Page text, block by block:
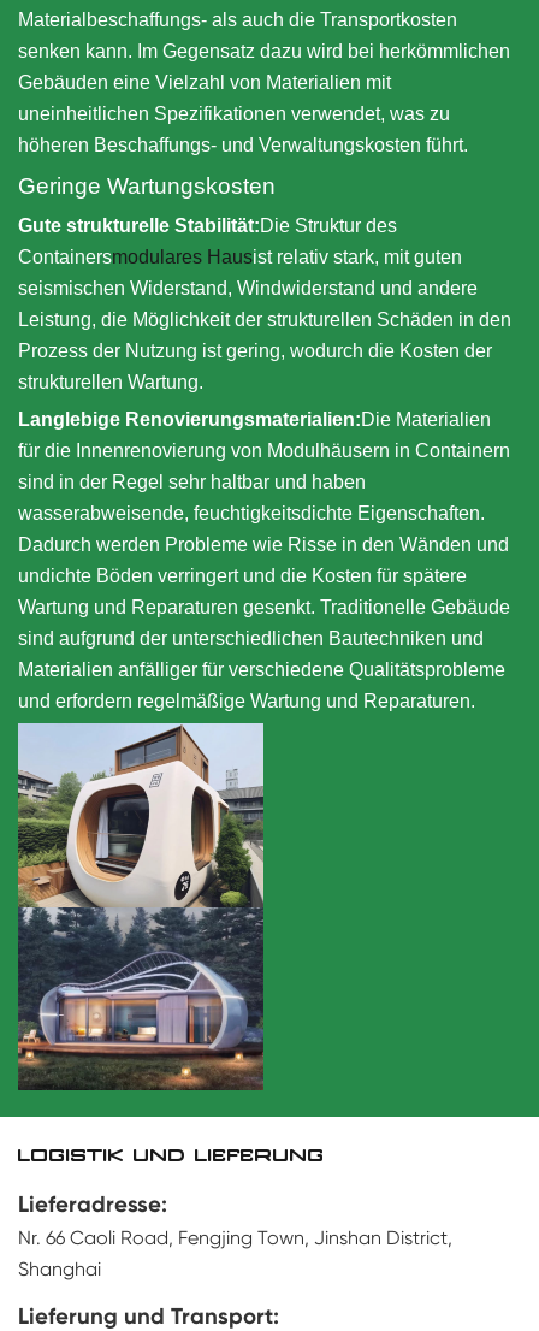
Materialbeschaffungs- als auch die Transportkosten
senken kann. Im Gegensatz dazu wird bei herkömmlichen
Gebäuden eine Vielzahl von Materialien mit
uneinheitlichen Spezifikationen verwendet, was zu
höheren Beschaffungs- und Verwaltungskosten führt.
Geringe Wartungskosten
Gute strukturelle Stabilität:Die Struktur des
Containersmodulares Hausist relativ stark, mit guten
seismischen Widerstand, Windwiderstand und andere
Leistung, die Möglichkeit der strukturellen Schäden in den
Prozess der Nutzung ist gering, wodurch die Kosten der
strukturellen Wartung.
Langlebige Renovierungsmaterialien:Die Materialien
für die Innenrenovierung von Modulhäusern in Containern
sind in der Regel sehr haltbar und haben
wasserabweisende, feuchtigkeitsdichte Eigenschaften.
Dadurch werden Probleme wie Risse in den Wänden und
undichte Böden verringert und die Kosten für spätere
Wartung und Reparaturen gesenkt. Traditionelle Gebäude
sind aufgrund der unterschiedlichen Bautechniken und
Materialien anfälliger für verschiedene Qualitätsprobleme
und erfordern regelmäßige Wartung und Reparaturen.
LOGISTIK UND LIEFERUNG
Lieferadresse:
Nr. 66 Caoli Road, Fengjing Town, Jinshan District,
Shanghai
Lieferung und Transport: